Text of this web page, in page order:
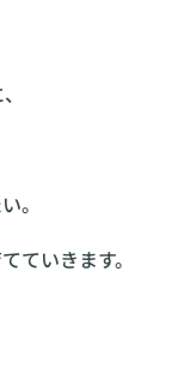
。
ていきます。